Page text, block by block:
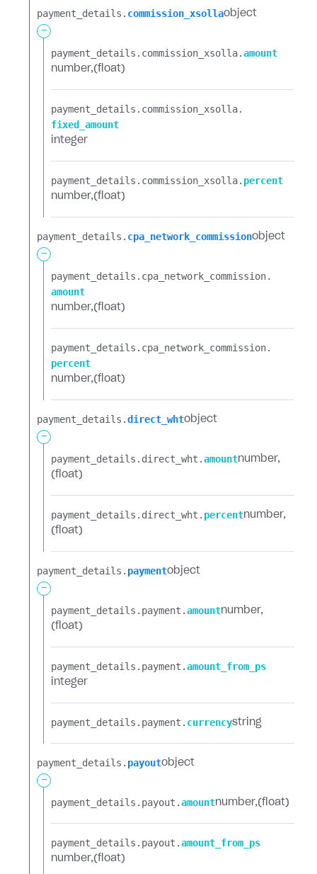
payment_details.​ commission_xsollaobject
-
payment_details.​ commission_xsolla.​amount
number (float)
payment_details.​ commission_xsolla.​
fixed_amount
integer
payment_details.​ commission_xsolla.​ percent
number (float)
payment_details.​ cpa_network_commissionobject
-
payment_details.​ cpa_network_commission.​
amount
number (float)
payment_details.​ cpa_network_commission.​
percent
number (float)
payment_details.​direct_whtobject
-
payment_details.​ direct_wht.​amountnumber
(float)
payment_details.​ direct_wht.​ percentnumber
(float)
payment_details.​ paymentobject
-
payment_details.​ payment.​amountnumber
(float)
payment_details.​ payment.​amount_from_ps
integer
payment_details.​ payment.​ currencystring
payment_details.​ payoutobject
-
payment_details.​ payout.​amountnumber (float)
payment_details.​ payout.​amount_from_ps
number (float)